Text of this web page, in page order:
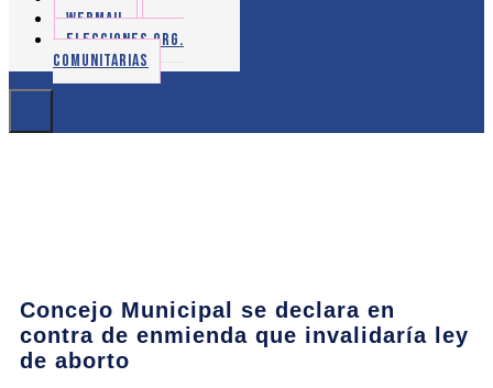
WEBMAIL
ELECCIONES ORG.
COMUNITARIAS
Concejo Municipal se declara en
contra de enmienda que invalidaría ley
de aborto